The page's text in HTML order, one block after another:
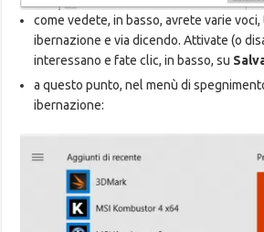
come vedete, in basso, avrete varie
ibernazione e via dicendo. Attivate (o
interessano e fate clic, in basso, su
a questo punto, nel menù di
ibernazione: